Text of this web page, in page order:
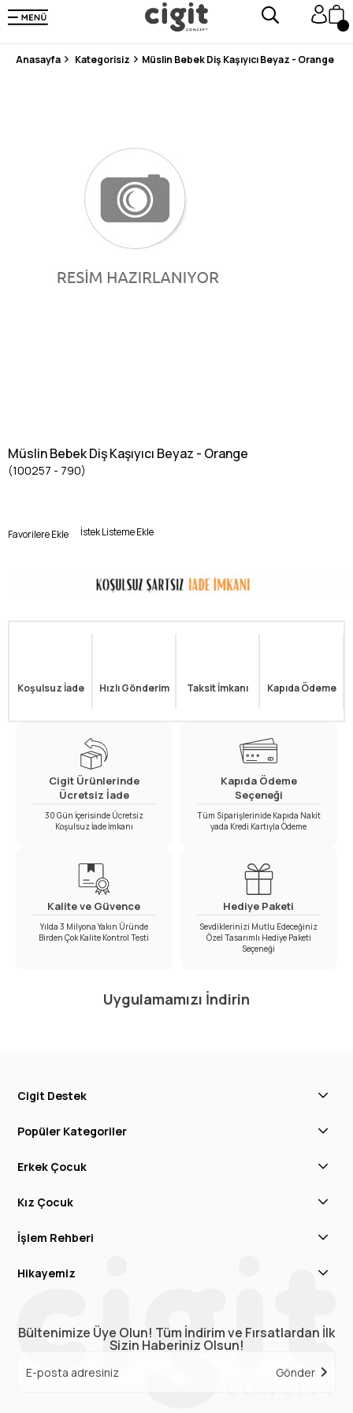
250.000'DEN FAZLA DEĞERLENDİRMEDE 5 ÜZERİNDEN 4.8 PUAN ALDI ⭐⭐⭐⭐⭐
3 MİLYONDAN FAZLA MUTLU MÜŞTERİ ❤️ 10 MİLYON ÜRÜN
Anasayfa Kategorisiz Müslin Bebek Diş Kaşıyıcı Beyaz - Orange
Müslin Bebek Diş Kaşıyıcı Beyaz - Orange
(100257 - 790)
Favorilere Ekle İstek Listeme Ekle
Koşulsuz İade Hızlı Gönderim Taksit İmkanı Kapıda Ödeme
Cigit Ürünlerinde
Ücretsiz İade
30 Gün İçerisinde Ücretsiz
Koşulsuz İade İmkanı
Kapıda Ödeme
Seçeneği
Tüm Siparişlerinide Kapıda Nakit
yada Kredi Kartıyla Ödeme
Kalite ve Güvence
Yılda 3 Milyona Yakın Üründe
Birden Çok Kalite Kontrol Testi
Hediye Paketi
Sevdiklerinizi Mutlu Edeceğiniz
Özel Tasarımlı Hediye Paketi
Seçeneği
Uygulamamızı İndirin
Cigit Destek
Popüler Kategoriler
Erkek Çocuk
Kız Çocuk
İşlem Rehberi
Hikayemiz
Bültenimize Üye Olun! Tüm İndirim ve Fırsatlardan İlk
Sizin Haberiniz Olsun!
Gönder